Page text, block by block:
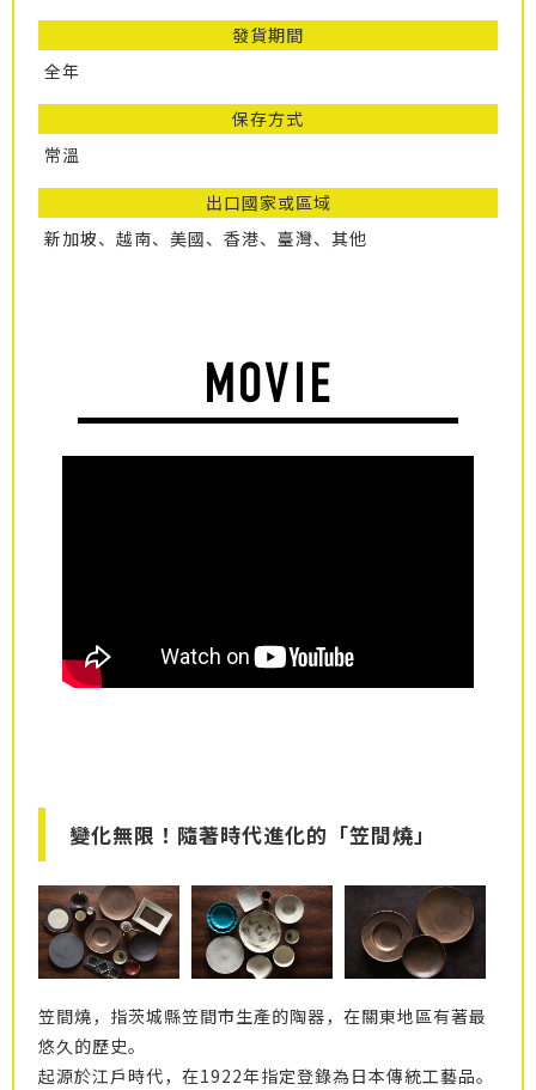
發貨期間
全年
保存方式
常溫
出口國家或區域
新加坡、越南、美國、香港、臺灣、其他
變化無限！隨著時代進化的「笠間燒」
笠間燒，指茨城縣笠間市生產的陶器，在關東地區有著最
悠久的歷史。
起源於江戶時代，在1922年指定登錄為日本傳統工藝品。